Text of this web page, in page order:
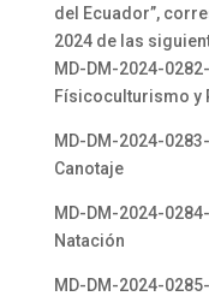
del Ecuador”,
2024 de las
MD-DM-2024-
Físicoculturismo y
MD-DM-2024-
Canotaje
MD-DM-2024-
Natación
MD-DM-2024-